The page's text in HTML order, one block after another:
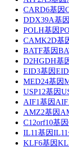
CARD6基因
DDX39A基
POLH基因
CAMK2D基
BATF基因
D2HGDH基
EID3基因
MED24基因
USP12基因
AIF1基因
AMZ2基因
C12orf10基
IL11基因
KLF6基因